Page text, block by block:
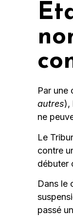
Par une
autres),
ne
Le
contre
débuter
Dans le
passé